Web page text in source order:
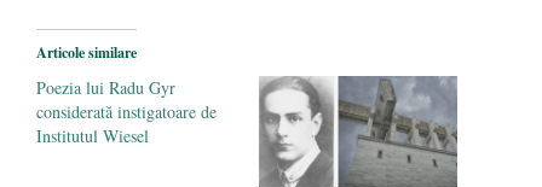
România nu știe să își folosească și să își
protejeze resursele
Articole similare
Poezia lui Radu Gyr
considerată instigatoare de
Institutul Wiesel